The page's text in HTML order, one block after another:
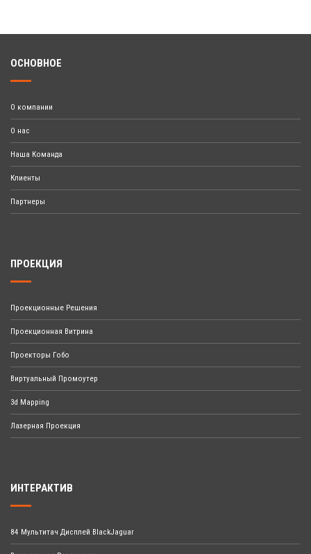
ОСНОВНОЕ
О компании
О нас
Наша Команда
Клиенты
Партнеры
ПРОЕКЦИЯ
Проекционные Решения
Проекционная Витрина
Проекторы Гобо
Виртуальный Промоутер
3d Mapping
Лазерная Проекция
ИНТЕРАКТИВ
84 Мультитач Дисплей BlackJaguar